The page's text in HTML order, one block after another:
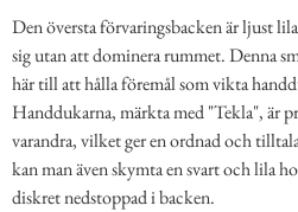
Den översta förvaringsbacken är ljust
sig utan att dominera rummet. Denna
här till att hålla föremål som vikta
Handdukarna, märkta med "Tekla", är
varandra, vilket ger en ordnad och
kan man även skymta en svart och lila
diskret nedstoppad i backen.